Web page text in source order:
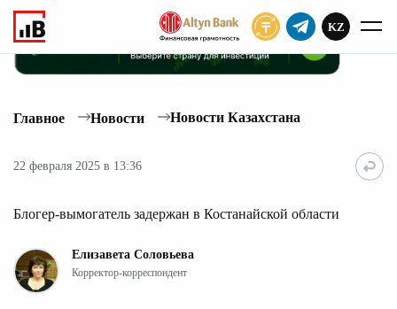
KZ
Главное Новости Новости Казахстана
22 февраля 2025 в 13:36
Блогер-вымогатель задержан в Костанайской области
Елизавета Соловьева
Корректор-корреспондент